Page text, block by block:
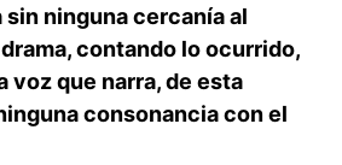
sin ninguna cercanía al
contando lo ocurrido,
voz que narra, de esta
consonancia con el